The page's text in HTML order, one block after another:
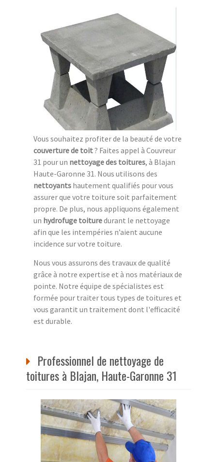
Vous souhaitez profiter de la beauté de votre
couverture de toit? Faites appel à Couvreur
31 pour un nettoyage des toitures, à Blajan
Haute-Garonne 31. Nous utilisons des
nettoyants hautement qualifiés pour vous
assurer que votre toiture soit parfaitement
propre. De plus, nous appliquons également
un hydrofuge toituredurant le nettoyage
afin que les intempéries n’aient aucune
incidence sur votre toiture.
Nous vous assurons des travaux de qualité
grâce à notre expertise et à nos matériaux de
pointe. Notre équipe de spécialistes est
formée pour traiter tous types de toitures et
vous garantit un traitement dont l'efficacité
est durable.
Professionnel de nettoyage de
toitures à Blajan, Haute-Garonne 31